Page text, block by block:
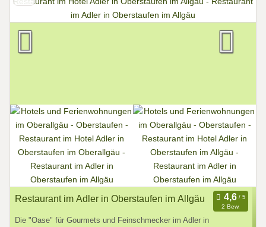
Restaurant im Adler in Oberstaufen im Allgäu
2 Bew.
Die "Oase" für Gourmets und Feinschmecker im Adler in